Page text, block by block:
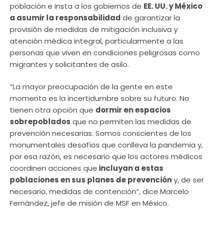
población e insta a los gobiernos de EE. UU. y México
a asumir la responsabilidad de garantizar la
provisión de medidas de mitigación inclusiva y
atención médica integral, particularmente a las
personas que viven en condiciones peligrosas como
migrantes y solicitantes de asilo.
“La mayor preocupación de la gente en este
momento es la incertidumbre sobre su futuro. No
tienen otra opción que dormir en espacios
sobrepoblados que no permiten las medidas de
prevención necesarias. Somos conscientes de los
monumentales desafíos que conlleva la pandemia y,
por esa razón, es necesario que los actores médicos
coordinen acciones que incluyan a estas
poblaciones en sus planes de prevencióny, de ser
necesario, medidas de contención”, dice Marcelo
Fernández, jefe de misión de MSF en México.